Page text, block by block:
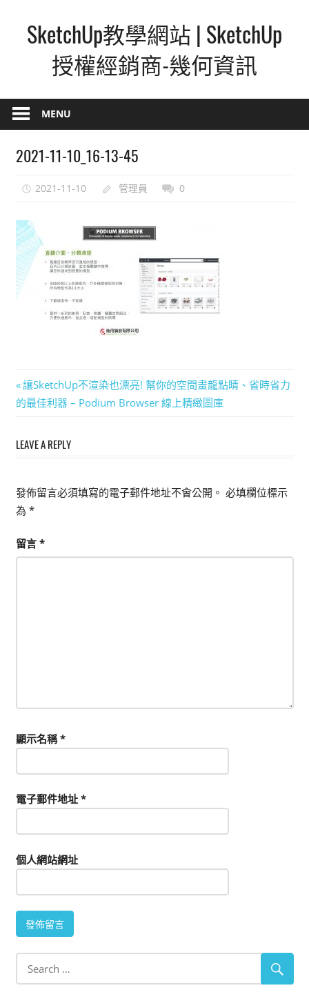
contentSketchUp教學網站 | SketchUp
授權經銷商-幾何資訊
–
最
覺
方
式,
人
的
3D
MENU
2021-11-10_16-13-45
2021-11-10 管理員 0
文
章
導
Previous
Post:
讓SketchUp不渲染也漂亮! 幫你的空間畫龍點睛、省時省力
的最佳利器 – Podium Browser 線上精緻圖庫
LEAVE A REPLY
發佈留言必須填寫的電子郵件地址不會公開。 必填欄位標示
為 *
留言 *
顯示名稱*
電子郵件地址 *
個人網站網址